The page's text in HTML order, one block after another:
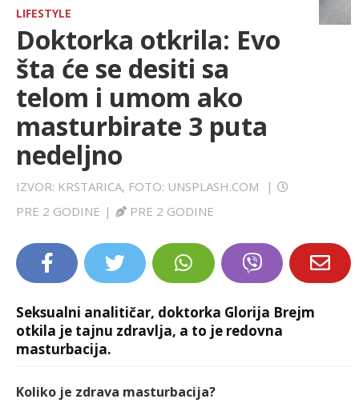
HRONIKA
FARMERI
SPORT
LIFESTYLE
EXTRA
LIFESTYLE
Doktorka otkrila: Evo
šta će se desiti sa
telom i umom ako
masturbirate 3 puta
nedeljno
IZVOR: KRSTARICA, FOTO: UNSPLASH.COM
|
PRE 2 GODINE | PRE 2 GODINE
Seksualni analitičar, doktorka Glorija Brejm
otkila je tajnu zdravlja, a to je redovna
masturbacija.
Koliko je zdrava masturbacija?